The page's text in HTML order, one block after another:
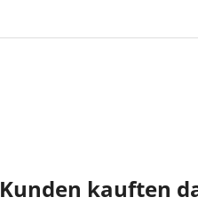
Kunden kauften